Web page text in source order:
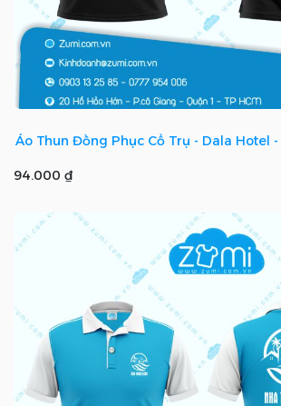
Áo Thun Đồng Phục Cổ Trụ - Dala Hotel -
94.000 ₫